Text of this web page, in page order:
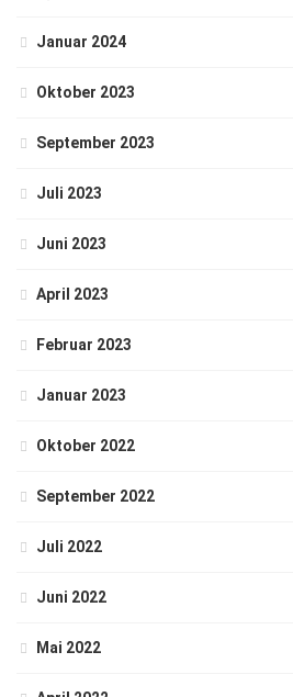
Januar 2024
Oktober 2023
September 2023
Juli 2023
Juni 2023
April 2023
Februar 2023
Januar 2023
Oktober 2022
September 2022
Juli 2022
Juni 2022
Mai 2022